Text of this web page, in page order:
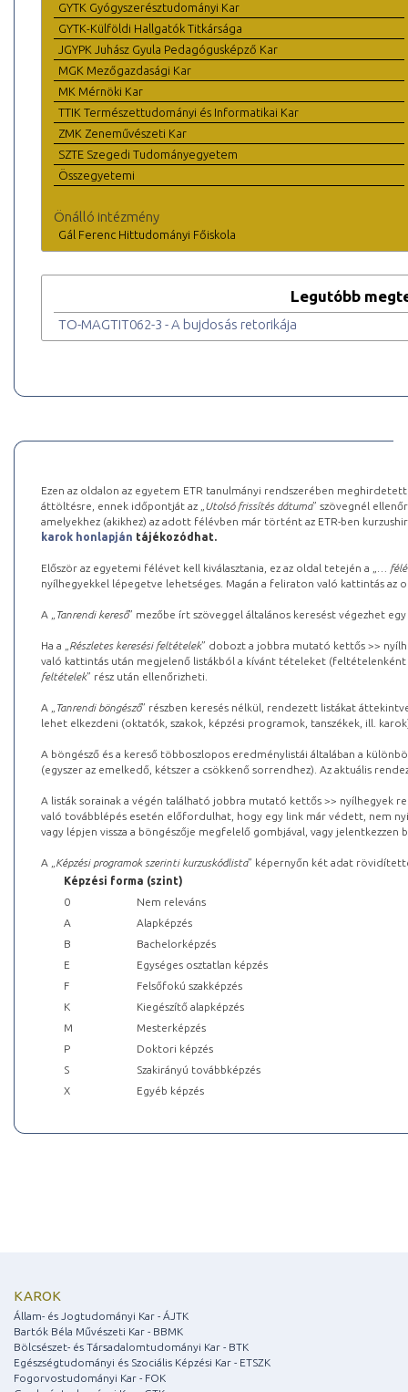
GYTK Gyógyszerésztudományi Kar
GYTK-Külföldi Hallgatók Titkársága
JGYPK Juhász Gyula Pedagógusképző Kar
MGK Mezőgazdasági Kar
MK Mérnöki Kar
TTIK Természettudományi és Informatikai Kar
ZMK Zeneművészeti Kar
SZTE Szegedi Tudományegyetem
Összegyetemi
Önálló intézmény
Gál Ferenc Hittudományi Főiskola
Legutóbb
TO-MAGTIT062-3 - A bujdosás retorikája
Ezen az oldalon az egyetem ETR tanulmányi rendszerében
áttöltésre, ennek időpontját az „ Utolsó frissítés dátuma” szövegnél
amelyekhez (akikhez) az adott félévben már történt az ETR-ben
karok honlapján tájékozódhat.
Először az egyetemi félévet kell kiválasztania, ez az oldal tetején a „
…
nyílhegyekkel lépegetve lehetséges. Magán a feliraton való kattintás az
A „ Tanrendi kereső” mezőbe írt szöveggel általános keresést végezhet
Ha a „ Részletes keresési feltételek” dobozt a jobbra mutató kettős >>
való kattintás után megjelenő listákból a kívánt tételeket (feltételenként
feltételek” rész után ellenőrizheti.
A „ Tanrendi böngésző” részben keresés nélkül, rendezett listákat
lehet elkezdeni (oktatók, szakok, képzési programok, tanszékek, ill.
A böngésző és a kereső többoszlopos eredménylistái általában a
(egyszer az emelkedő, kétszer a csökkenő sorrendhez). Az aktuális
A listák sorainak a végén található jobbra mutató kettős >> nyílhegyek
való továbblépés esetén előfordulhat, hogy egy link már védett, nem
vagy lépjen vissza a böngészője megfelelő gombjával, vagy
A „ Képzési programok szerinti kurzuskódlista” képernyőn két adat
Képzési forma (szint)
0
Nem releváns
A
Alapképzés
B
Bachelorképzés
E
Egységes osztatlan képzés
F
Felsőfokú szakképzés
K
Kiegészítő alapképzés
M
Mesterképzés
P
Doktori képzés
S
Szakirányú továbbképzés
X
Egyéb képzés
KAROK
Állam- és Jogtudományi Kar - ÁJTK
Bartók Béla Művészeti Kar - BBMK
Bölcsészet- és Társadalomtudományi Kar - BTK
Egészségtudományi és Szociális Képzési Kar - ETSZK
Fogorvostudományi Kar - FOK